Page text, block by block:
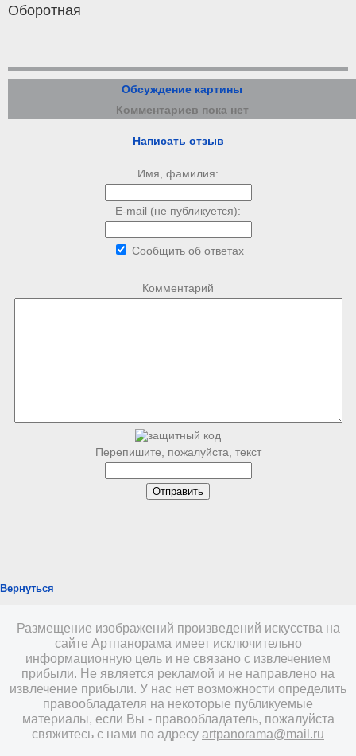
Оборотная
Обсуждение картины
Комментариев пока нет
Написать отзыв
Имя, фамилия:
E-mail (не публикуется):
Сообщить об ответах
Комментарий
Перепишите, пожалуйста, текст
Вернуться
Размещение изображений произведений искусства на
сайте Артпанорама имеет исключительно
информационную цель и не связано с извлечением
прибыли. Не является рекламой и не направлено на
извлечение прибыли. У нас нет возможности определить
правообладателя на некоторые публикуемые
материалы, если Вы - правообладатель, пожалуйста
свяжитесь с нами по адресу artpanorama@mail.ru